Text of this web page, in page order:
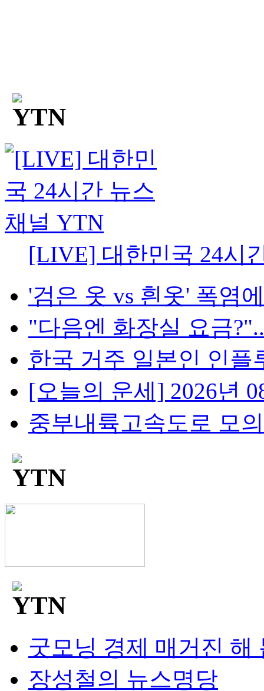
[LIVE] 대한민국 24시
'검은 옷 vs 흰옷' 폭염
"다음엔 화장실 요금
한국 거주 일본인 인플
[오늘의 운세] 2026년
중부내륙고속도로 모
굿모닝 경제 매거진 해
장성철의 뉴스명당